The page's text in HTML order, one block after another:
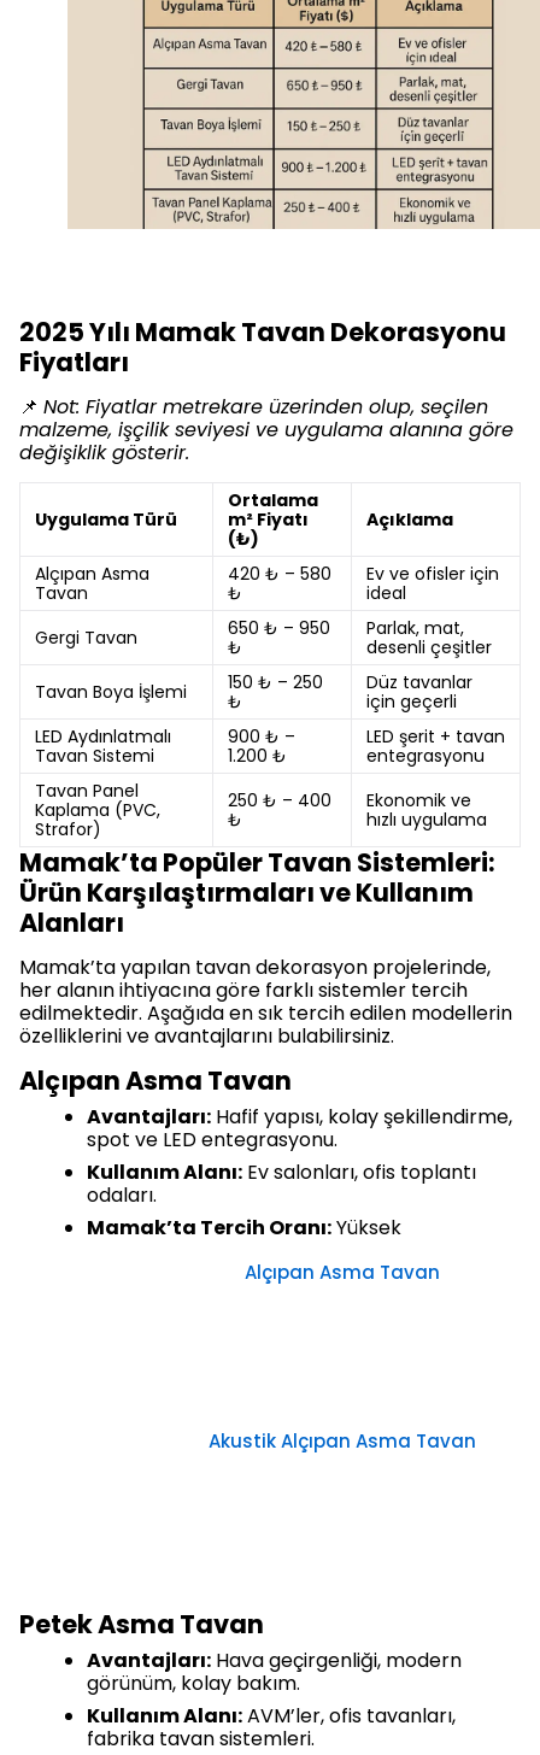
2025 Yılı Mamak Tavan Dekorasyonu
Fiyatları
📌 Not: Fiyatlar metrekare üzerinden olup, seçilen
malzeme, işçilik seviyesi ve uygulama alanına göre
değişiklik gösterir.
Uygulama Türü
Ortalama
m² Fiyatı
(₺)
Açıklama
Alçıpan Asma
Tavan
420 ₺ – 580
₺
Ev ve ofisler için
ideal
Gergi Tavan
650 ₺ – 950
₺
Parlak, mat,
desenli çeşitler
Tavan Boya İşlemi
150 ₺ – 250
₺
Düz tavanlar
için geçerli
LED Aydınlatmalı
Tavan Sistemi
900 ₺ –
1.200 ₺
LED şerit + tavan
entegrasyonu
Tavan Panel
Kaplama (PVC,
Strafor)
250 ₺ – 400
₺
Ekonomik ve
hızlı uygulama
Mamak’ta Popüler Tavan Sistemleri:
Ürün Karşılaştırmaları ve Kullanım
Alanları
Mamak’ta yapılan tavan dekorasyon projelerinde,
her alanın ihtiyacına göre farklı sistemler tercih
edilmektedir. Aşağıda en sık tercih edilen modellerin
özelliklerini ve avantajlarını bulabilirsiniz.
Alçıpan Asma Tavan
Avantajları: Hafif yapısı, kolay şekillendirme,
spot ve LED entegrasyonu.
Kullanım Alanı: Ev salonları, ofis toplantı
odaları.
Mamak’ta Tercih Oranı:Yüksek
Alçıpan Asma Tavan
Akustik Alçıpan Asma Tavan
Petek Asma Tavan
Avantajları: Hava geçirgenliği, modern
görünüm, kolay bakım.
Kullanım Alanı:AVM’ler, ofis tavanları,
fabrika tavan sistemleri.